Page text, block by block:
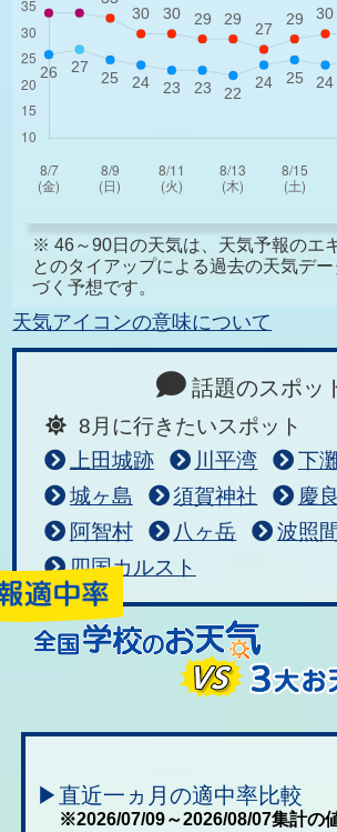
※ 46～90日の天気は、天気予報のエ
とのタイアップによる過去の天気デ
づく予想です。
天気アイコンの意味について
話題のスポッ
8月に行きたいスポット
上田城跡
川平湾
下
城ヶ島
須賀神社
慶
阿智村
八ヶ岳
波照
四国カルスト
▶直近一ヵ月の適中率比較
※2026/07/09～2026/08/07集計の